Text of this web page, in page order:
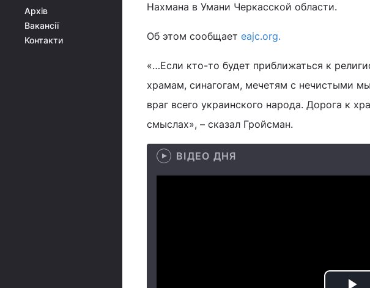
Архів
Вакансії
Контакти
Нахмана в Умани Черкасской области.
Об этом сообщает eajc.org.
«…Если кто-то будет приближаться к
храмам, синагогам, мечетям с нечистыми
враг всего украинского народа. Дорога к
смыслах», – сказал Гройсман.
ВІДЕО ДНЯ